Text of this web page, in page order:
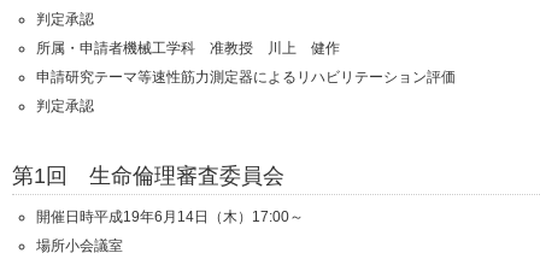
判定承認
所属・申請者機械工学科 准教授 川上 健作
申請研究テーマ等速性筋力測定器によるリハビリテーション評価
判定承認
第1回 生命倫理審査委員会
開催日時平成19年6月14日（木）17:00～
場所小会議室